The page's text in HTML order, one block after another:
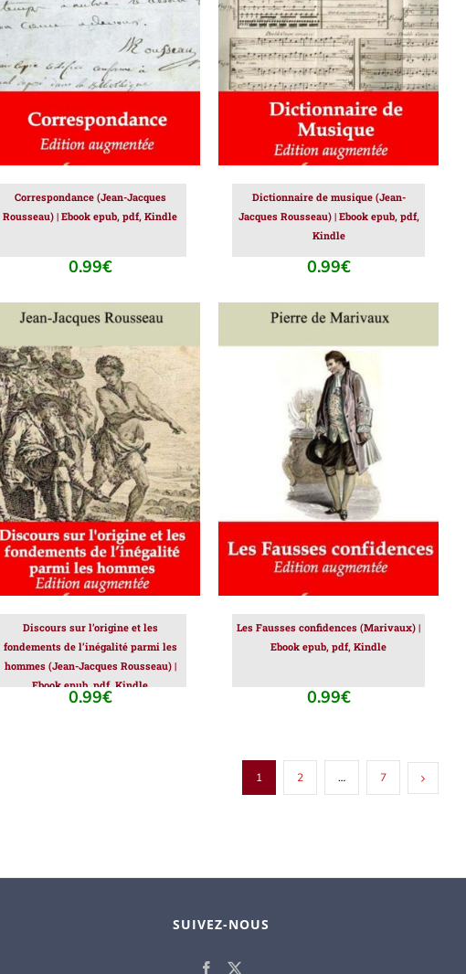
AJOUTER AU PANIER
DÉTAILS
Correspondance (Jean-Jacques
Rousseau) | Ebook epub, pdf, Kindle
0.99€
AJOUTER AU PANIER
/
DÉTAILS
Dictionnaire de musique (Jean-
Jacques Rousseau) | Ebook epub, pdf,
Kindle
0.99€
AJOUTER AU PANIER
/
DÉTAILS
Discours sur l’origine et les
fondements de l’inégalité parmi les
hommes (Jean-Jacques Rousseau) |
Ebook epub, pdf, Kindle
0.99€
AJOUTER AU PANIER
DÉTAILS
Les Fausses confidences (Marivaux) |
Ebook epub, pdf, Kindle
0.99€
1 2 … 7
SUIVEZ-NOUS